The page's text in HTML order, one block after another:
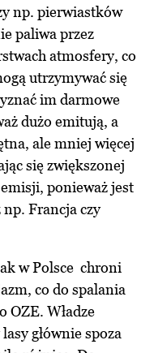
np. pierwiastków
paliwa przez
atmosfery, co
utrzymywać się
im darmowe
dużo emitują, a
ale mniej więcej
się zwiększonej
ponieważ jest
Francja czy
w Polsce chroni
co do spalania
OZE. Władze
głównie spoza